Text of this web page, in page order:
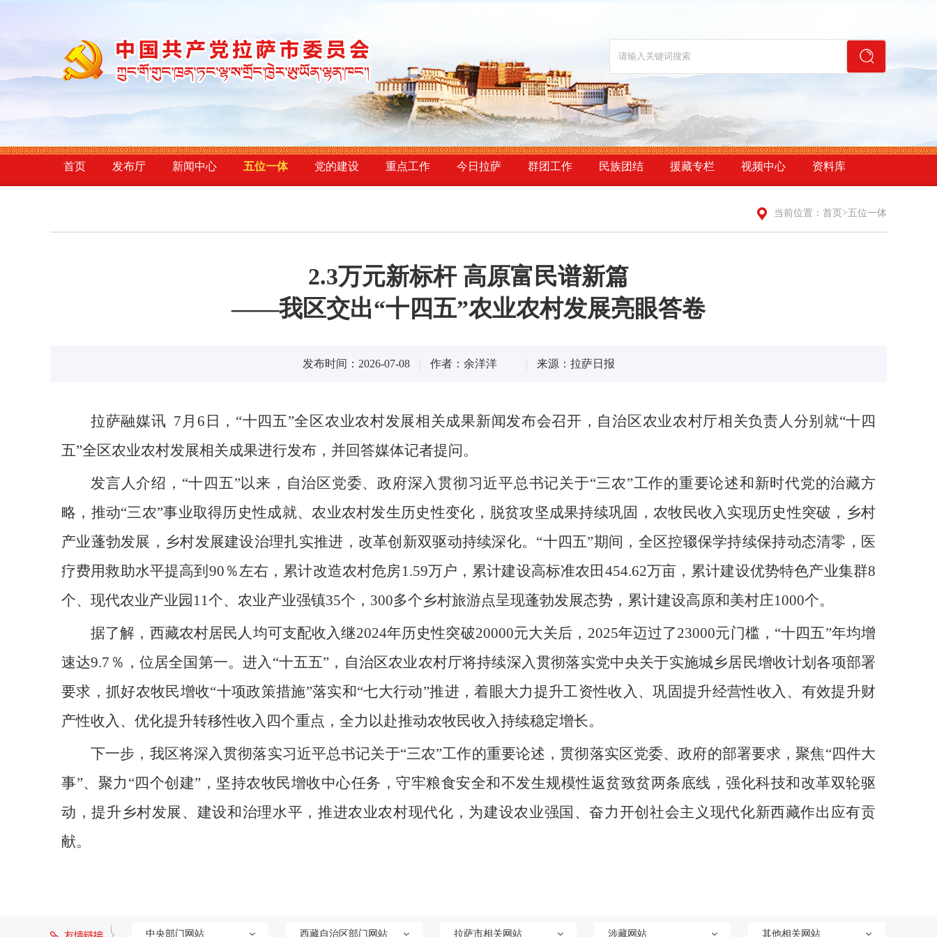
首页 发布厅 新闻中心 五位一体 党的建设 重点工作 今日拉萨 群团工作 民族团结 援藏专栏 视频中心 资料库
当前位置： 首页 >五位一体
2.3万元新标杆 高原富民谱新篇
——我区交出“十四五”农业农村发展亮眼答卷
发布时间：2026-07-08 作者：余洋洋 来源：拉萨日报
拉萨融媒讯 7月6日，“十四五”全区农业农村发展相关成果新闻发布会召开，自治区农业农村厅相关负责人分别就“十四
五”全区农业农村发展相关成果进行发布，并回答媒体记者提问。
发言人介绍，“十四五”以来，自治区党委、政府深入贯彻习近平总书记关于“三农”工作的重要论述和新时代党的治藏方
略，推动“三农”事业取得历史性成就、农业农村发生历史性变化，脱贫攻坚成果持续巩固，农牧民收入实现历史性突破，乡村
产业蓬勃发展，乡村发展建设治理扎实推进，改革创新双驱动持续深化。“十四五”期间，全区控辍保学持续保持动态清零，医
疗费用救助水平提高到90％左右，累计改造农村危房1.59万户，累计建设高标准农田454.62万亩，累计建设优势特色产业集群8
个、现代农业产业园11个、农业产业强镇35个，300多个乡村旅游点呈现蓬勃发展态势，累计建设高原和美村庄1000个。
据了解，西藏农村居民人均可支配收入继2024年历史性突破20000元大关后，2025年迈过了23000元门槛，“十四五”年均增
速达9.7％，位居全国第一。进入“十五五”，自治区农业农村厅将持续深入贯彻落实党中央关于实施城乡居民增收计划各项部署
要求，抓好农牧民增收“十项政策措施”落实和“七大行动”推进，着眼大力提升工资性收入、巩固提升经营性收入、有效提升财
产性收入、优化提升转移性收入四个重点，全力以赴推动农牧民收入持续稳定增长。
下一步，我区将深入贯彻落实习近平总书记关于“三农”工作的重要论述，贯彻落实区党委、政府的部署要求，聚焦“四件大
事”、聚力“四个创建”，坚持农牧民增收中心任务，守牢粮食安全和不发生规模性返贫致贫两条底线，强化科技和改革双轮驱
动，提升乡村发展、建设和治理水平，推进农业农村现代化，为建设农业强国、奋力开创社会主义现代化新西藏作出应有贡
献。
中央部门网站 西藏自治区部门网站 拉萨市相关网站 涉藏网站 其他相关网站